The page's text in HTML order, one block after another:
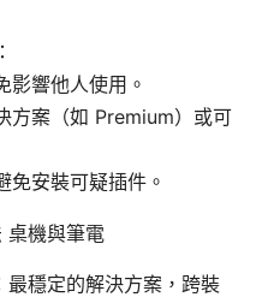
影響他人使用。
方案（如 Premium）或可
免安裝可疑插件。
桌機與筆電
穩定的解決方案，跨裝